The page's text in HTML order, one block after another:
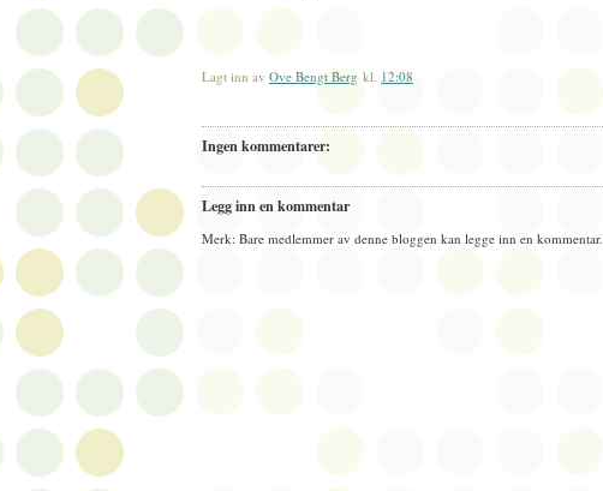
Lagt inn av Ove Bengt Berg kl. 12:08
Ingen kommentarer:
Legg inn en kommentar
Merk: Bare medlemmer av denne bloggen kan legge inn en kommentar.